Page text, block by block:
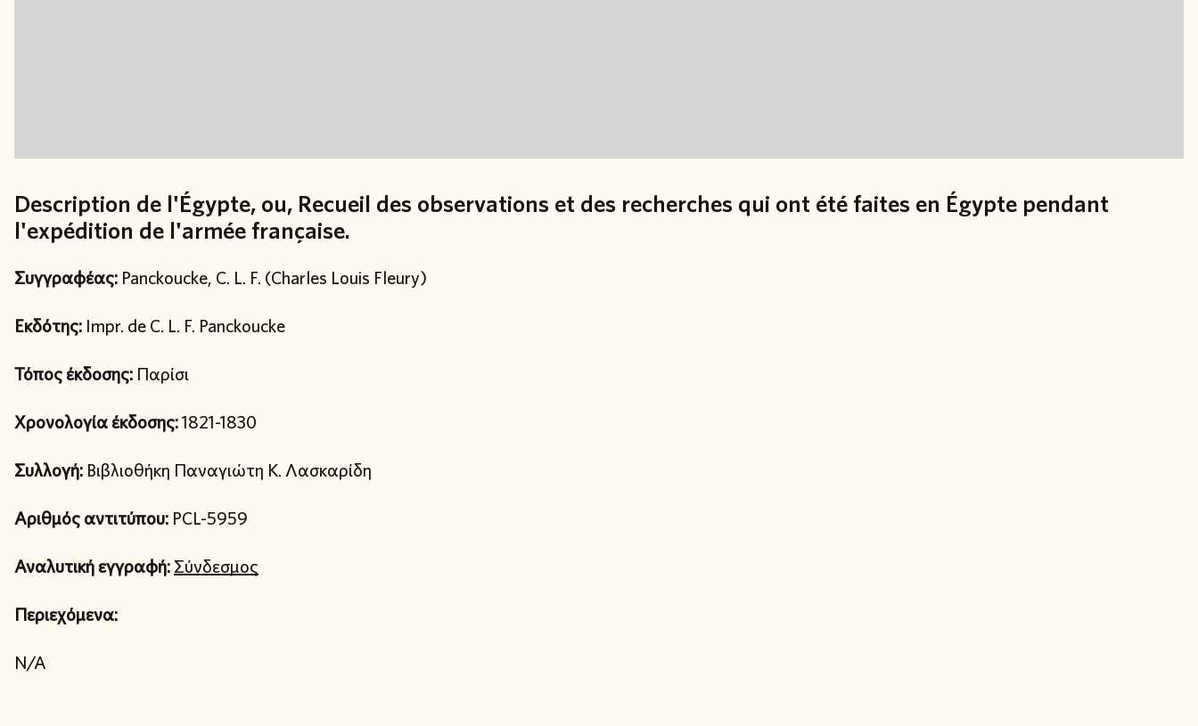
Description de l'Égypte, ou, Recueil des observations et des recherches qui ont été faites en Égypte pendant
l'expédition de l'armée française.
Συγγραφέας: Panckoucke, C. L. F. (Charles Louis Fleury)
Εκδότης: Impr. de C. L. F. Panckoucke
Τόπος έκδοσης: Παρίσι
Χρονολογία έκδοσης:1821-1830
Συλλογή: Βιβλιοθήκη Παναγιώτη Κ. Λασκαρίδη
Αριθμός αντιτύπου: PCL-5959
Αναλυτική εγγραφή:Σύνδεσμος
Περιεχόμενα:
N/A